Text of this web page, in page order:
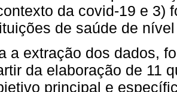
da covid-19 e 3)
de saúde de
a extração dos dados,
da elaboração de 11
principal e